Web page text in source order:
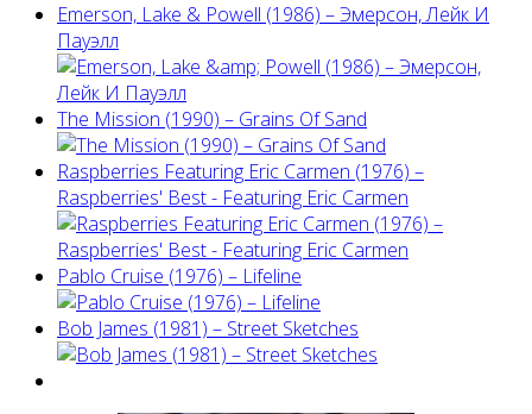
Emerson, Lake & Powell (1986) ‎– Эмерсон, Лейк И
Пауэлл
The Mission (1990) – Grains Of Sand
Raspberries Featuring Eric Carmen (1976) –
Raspberries' Best - Featuring Eric Carmen
Pablo Cruise (1976) – Lifeline
Bob James (1981) – Street Sketches